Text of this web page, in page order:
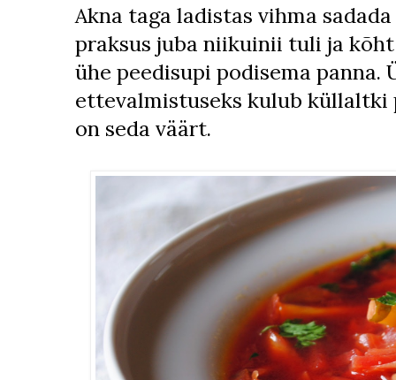
Akna taga ladistas vihma
praksus juba niikuinii tuli ja
ühe peedisupi podisema panna.
ettevalmistuseks kulub küllaltki
on seda väärt.